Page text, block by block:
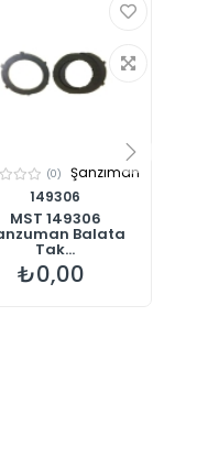
(0)
Şanzıman
149306
MST 149306
Balata
Tak...
₺0,00